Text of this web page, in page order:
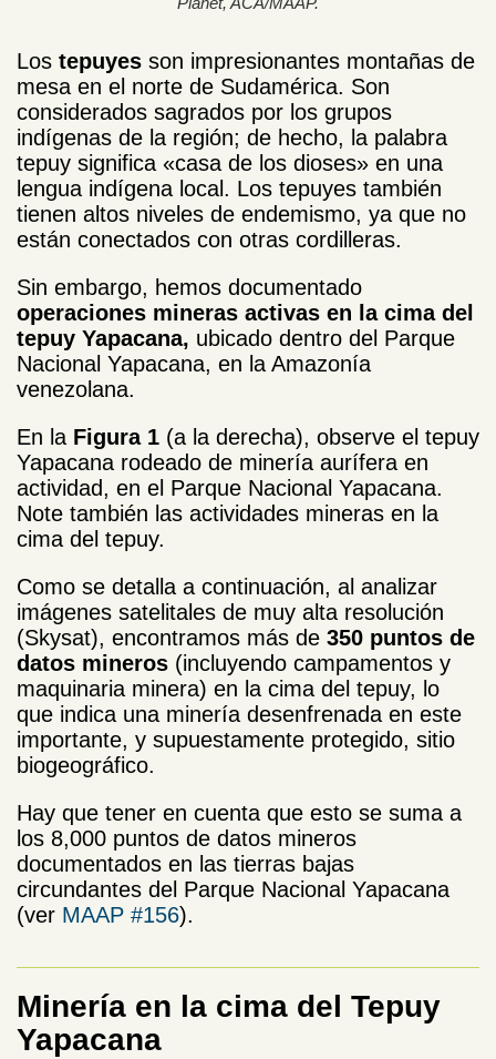
Los tepuyes son impresionantes montañas de
mesa en el norte de Sudamérica. Son
considerados sagrados por los grupos
indígenas de la región; de hecho, la palabra
tepuy significa «casa de los dioses» en una
lengua indígena local. Los tepuyes también
tienen altos niveles de endemismo, ya que no
están conectados con otras cordilleras.
Sin embargo, hemos documentado
operaciones mineras activas en la cima del
tepuy Yapacana, ubicado dentro del Parque
Nacional Yapacana, en la Amazonía
venezolana.
En la Figura 1 (a la derecha), observe el tepuy
Yapacana rodeado de minería aurífera en
actividad, en el Parque Nacional Yapacana.
Note también las actividades mineras en la
cima del tepuy.
Como se detalla a continuación, al analizar
imágenes satelitales de muy alta resolución
(Skysat), encontramos más de 350 puntos de
datos mineros (incluyendo campamentos y
maquinaria minera) en la cima del tepuy, lo
que indica una minería desenfrenada en este
importante, y supuestamente protegido, sitio
biogeográfico.
Hay que tener en cuenta que esto se suma a
los 8,000 puntos de datos mineros
documentados en las tierras bajas
circundantes del Parque Nacional Yapacana
(ver MAAP #156).
Minería en la cima del Tepuy
Yapacana